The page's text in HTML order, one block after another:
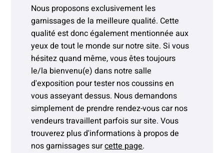
Nous proposons exclusivement les
garnissages de la meilleure qualité. Cette
qualité est donc également mentionnée aux
yeux de tout le monde sur notre site. Si vous
hésitez quand même, vous êtes toujours
le/la bienvenu(e) dans notre salle
d'exposition pour tester nos coussins en
vous asseyant dessus. Nous demandons
simplement de prendre rendez-vous car nos
vendeurs travaillent parfois sur site. Vous
trouverez plus d'informations à propos de
nos garnissages surcette page.